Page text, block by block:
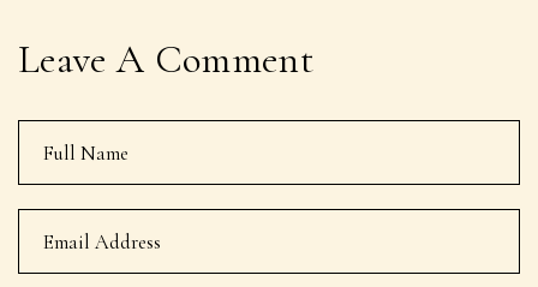
Leave A Comment